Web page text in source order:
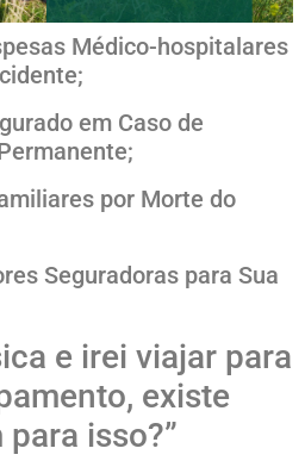
Médico-hospitalares
em Caso de
por Morte do
Seguradoras para Sua
e irei viajar para
existe
isso?”